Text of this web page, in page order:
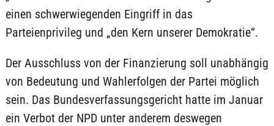
einen schwerwiegenden Eingriff in das
Parteienprivileg und „den Kern unserer Demokratie“.
Der Ausschluss von der Finanzierung soll unabhängig
von Bedeutung und Wahlerfolgen der Partei möglich
sein. Das Bundesverfassungsgericht hatte im Januar
ein Verbot der NPD unter anderem deswegen